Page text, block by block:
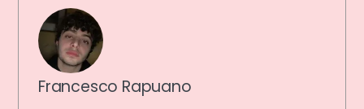
Francesco Rapuano